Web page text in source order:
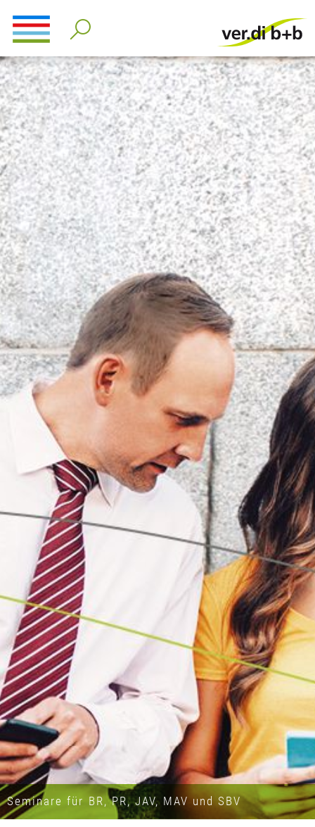
Seminare für BR, PR, JAV, MAV und SBV